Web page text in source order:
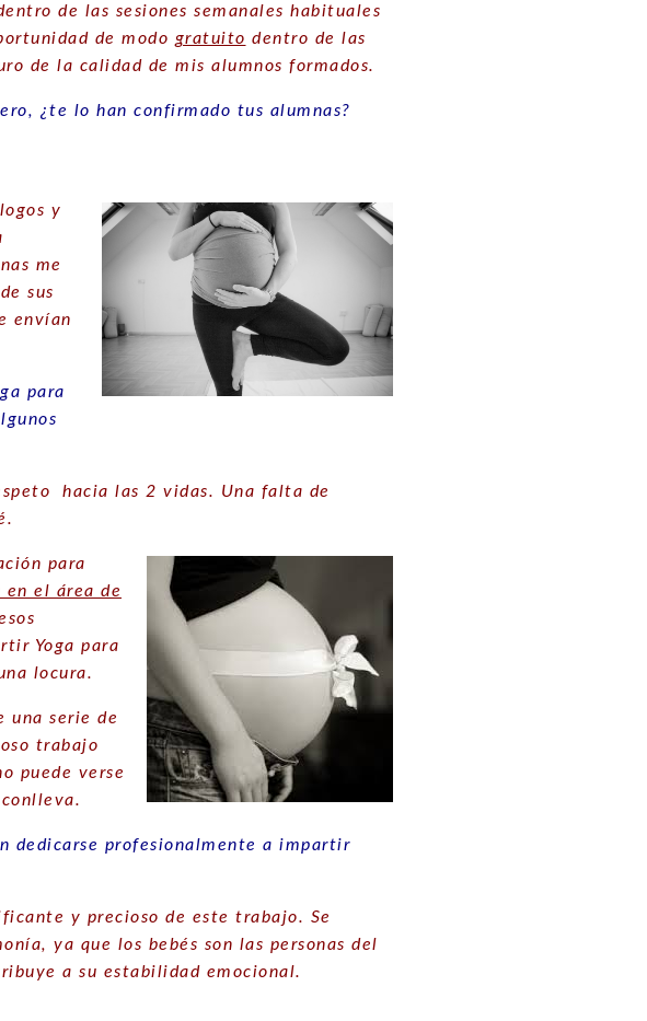
de las sesiones semanales habituales
de modo gratuito dentro de las
de la calidad de mis alumnos formados.
¿te lo han confirmado tus alumnas?
y
me
sus
envían
para
hacia las 2 vidas. Una falta de
para
en el área de
Yoga para
locura.
una serie de
trabajo
puede verse
dedicarse profesionalmente a impartir
y precioso de este trabajo. Se
ya que los bebés son las personas del
a su estabilidad emocional.